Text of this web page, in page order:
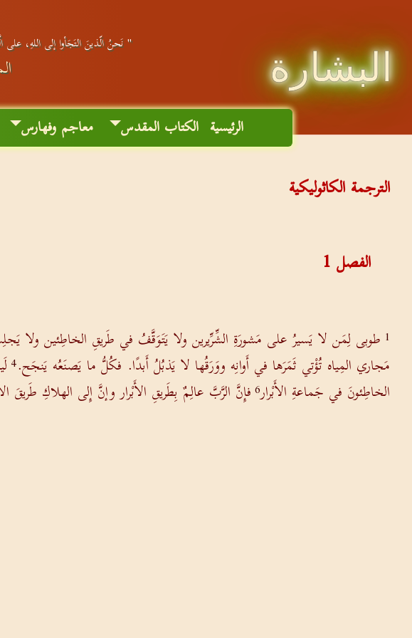
البشارة
" نَحنُ الّذينَ التَجَأوا إلى اللهِ،
الرئيسية الكتاب المقدس معاجم وفهارس
الترجمة الكاثوليكية
الفصل1
1 طوبى لِمَن لا يَسيرُ على مَشورَةِ الشِّرِّيرين ولا يَتَوَقَّفُ في طَريقِ الخاطِئين ولا
مَجاري المِياه تُؤْتي ثَمَرَها في أَوانِه ووَرَقُها لا يَذبُلُ أَبدًا. فكُلُّ ما يَصنَعُه يَنجَح.4
الخاطِئونَ في جَماعةِ الأَبْرار6فإِنَّ الرَّبَّ عالِمٌ بِطَريقِ الأَبْرار وإنَّ إِلى الهلاكِ طَريقَ